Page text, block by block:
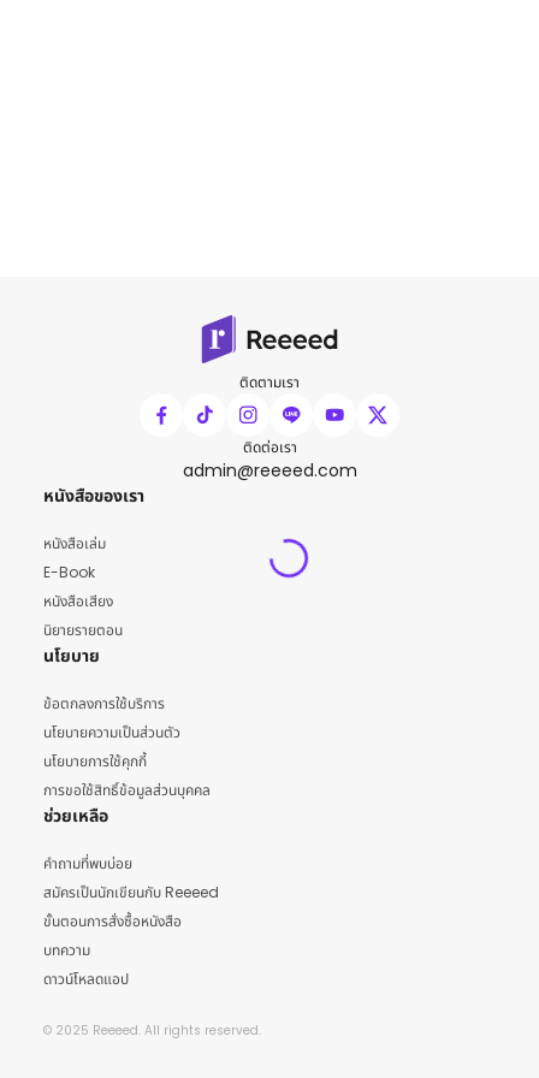
ติดตามเรา
ติดต่อเรา
admin@reeeed.com
หนังสือของเรา
หนังสือเล่ม
E-Book
หนังสือเสียง
นิยายรายตอน
นโยบาย
ข้อตกลงการใช้บริการ
นโยบายความเป็นส่วนตัว
นโยบายการใช้คุกกี้
การขอใช้สิทธิ์ข้อมูลส่วนบุคคล
ช่วยเหลือ
คำถามที่พบบ่อย
สมัครเป็นนักเขียนกับ Reeeed
ขั้นตอนการสั่งซื้อหนังสือ
บทความ
ดาวน์โหลดแอป
© 2025 Reeeed. All rights reserved.